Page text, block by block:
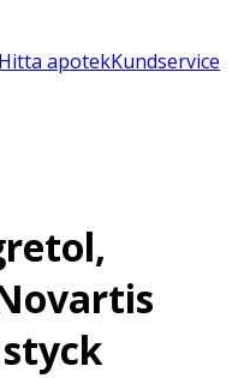
Hitta apotekKundservice